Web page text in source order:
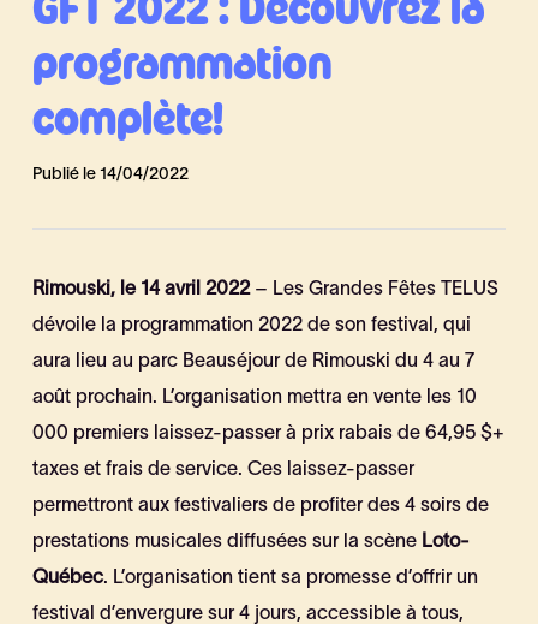
programmation
complète!
Publié le 14/04/2022
Rimouski, le 14 avril 2022– Les Grandes Fêtes TELUS
dévoile la programmation 2022 de son festival, qui
aura lieu au parc Beauséjour de Rimouski du 4 au 7
août prochain. L’organisation mettra en vente les 10
000 premiers laissez-passer à prix rabais de 64,95 $+
taxes et frais de service. Ces laissez-passer
permettront aux festivaliers de profiter des 4 soirs de
prestations musicales diffusées sur la scène Loto-
Québec. L’organisation tient sa promesse d’offrir un
festival d’envergure sur 4 jours, accessible à tous,